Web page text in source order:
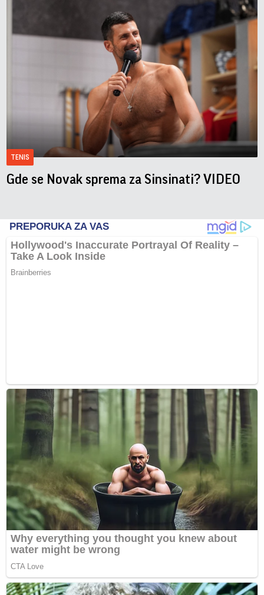
TENIS
Gde se Novak sprema za Sinsinati? VIDEO